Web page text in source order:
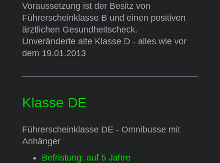
Voraussetzung ist der Besitz von
Führerscheinklasse B und einen positiven
ärztlichen Gesundheitscheck.
Unveränderte alte Klasse D - alles wie vor
dem 19.01.2013
Klasse DE
Führerscheinklasse DE - Omnibusse mit
Anhänger
Befristung: auf 5 Jahre